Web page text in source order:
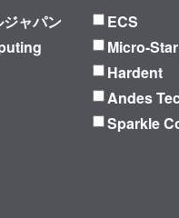
ャパン ECS
Micro-
Hardent
Andes
Sparkle